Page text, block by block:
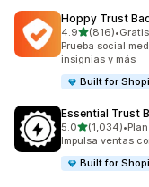
Hoppy Trust
4.9de 5 estrellas
(816)
816 reseñas en
•Gratis
Prueba social
insignias y más
Built for
Essential Trust
5.0de 5 estrellas
(1,034)
1034 reseñas en
•
Impulsa ventas
Built for